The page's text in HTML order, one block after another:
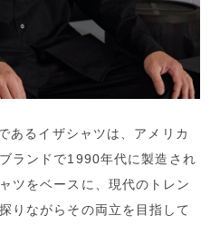
あるイザシャツは、アメリカ
ランドで1990年代に製造され
ツをベースに、現代のトレン
りながらその両立を目指して